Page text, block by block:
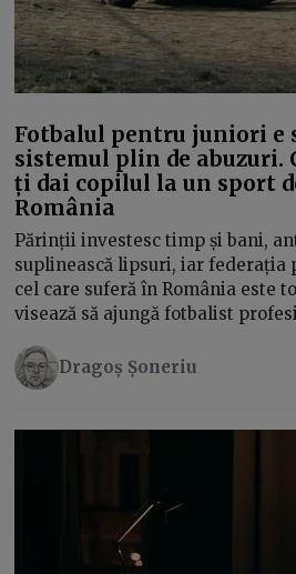
Fotbalul pentru juniori e
sistemul plin de abuzuri.
ți dai copilul la un sport
România
Părinții investesc timp și bani,
suplinească lipsuri, iar
cel care suferă în România este
visează să ajungă fotbalist
Dragoș Șoneriu